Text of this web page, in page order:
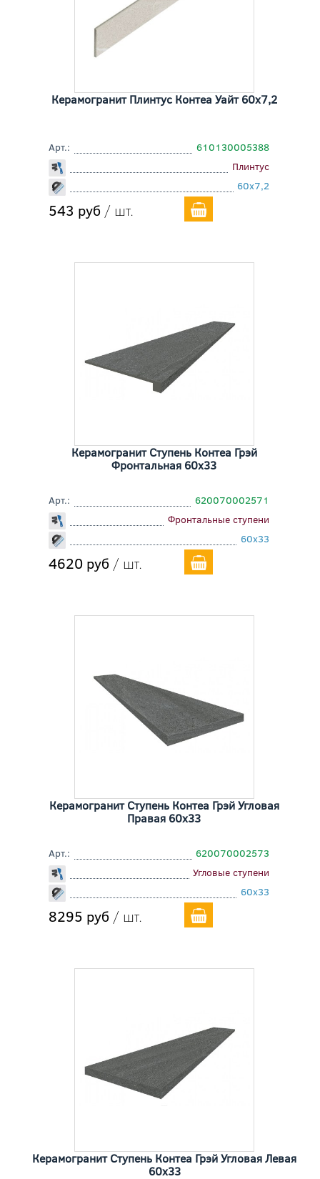
Керамогранит Плинтус Контеа Уайт 60x7,2
Арт.:
610130005388
Плинтус
60x7,2
543 руб / шт.
Керамогранит Ступень Контеа Грэй
Фронтальная 60x33
Арт.:
620070002571
Фронтальные ступени
60x33
4620 руб / шт.
Керамогранит Ступень Контеа Грэй Угловая
Правая 60x33
Арт.:
620070002573
Угловые ступени
60x33
8295 руб / шт.
Керамогранит Ступень Контеа Грэй Угловая Левая
60x33